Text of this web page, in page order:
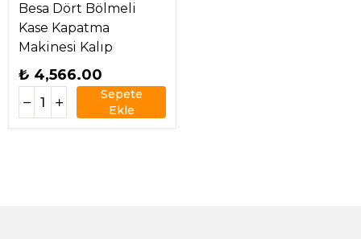
Besa Dört Bölmeli
Kase Kapatma
Makinesi Kalıp
₺ 4,566.00
Sepete
Ekle